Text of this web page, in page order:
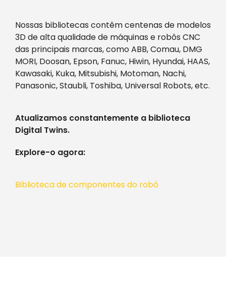
Nossas bibliotecas contêm centenas de modelos
3D de alta qualidade de máquinas e robôs CNC
das principais marcas, como ABB, Comau, DMG
MORI, Doosan, Epson, Fanuc, Hiwin, Hyundai, HAAS,
Kawasaki, Kuka, Mitsubishi, Motoman, Nachi,
Panasonic, Staubli, Toshiba, Universal Robots, etc.
Atualizamos constantemente a biblioteca
Digital Twins.
Explore-o agora:
Biblioteca de componentes do robô